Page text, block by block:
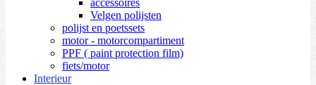
Velgen polijsten
polijst en poetssets
motor - motorcompartiment
PPF ( paint protection film)
fiets/motor
Interieur